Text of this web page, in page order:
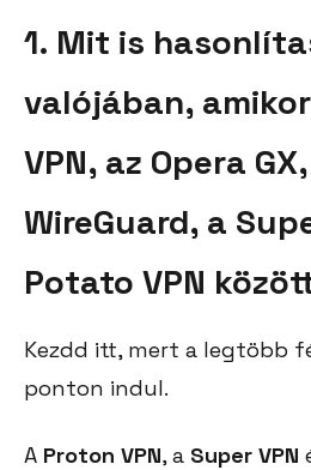
1. Mit is
valójában,
VPN, az Opera
WireGuard, a
Potato VPN
Kezdd itt, mert a legtöbb
ponton indul.
A Proton VPN, a Super VPN